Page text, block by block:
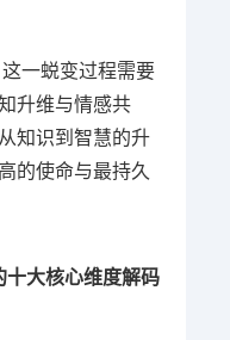
一蜕变过程需要
升维与情感共
知识到智慧的升
的使命与最持久
十大核心维度解码